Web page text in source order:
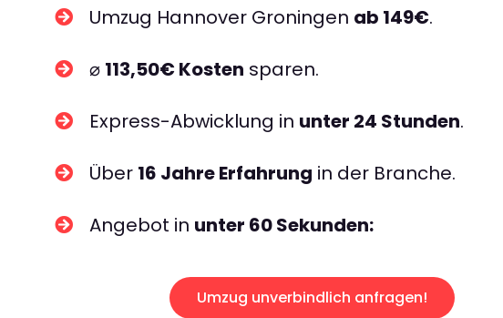
Umzug Hannover Groningen ab 149€.
⌀ 113,50€ Kosten sparen.
Express-Abwicklung in unter 24 Stunden.
Über 16 Jahre Erfahrung in der Branche.
Angebot in unter 60 Sekunden:
Umzug unverbindlich anfragen!